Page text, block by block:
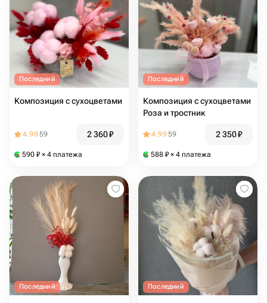
Последний
Композиция с сухоцветами
4.9959 2 360₽
590 ₽ × 4 платежа
Последний
Композиция с сухоцветами
Роза и тростник
4.9959 2 350₽
588 ₽ × 4 платежа
Последний Последний